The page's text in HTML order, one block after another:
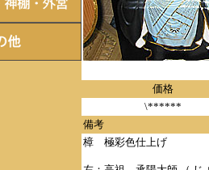
価格
\******
備考
樟 極彩色仕上げ